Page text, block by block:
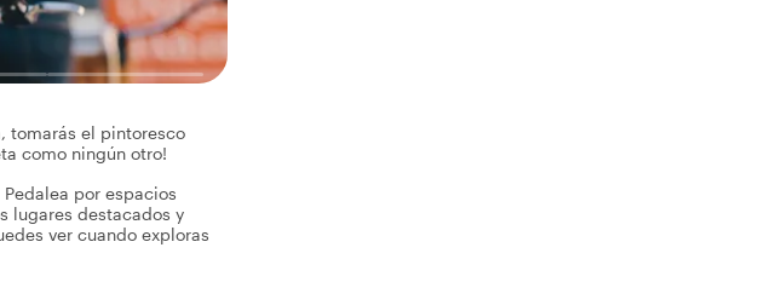
tomarás el pintoresco
como ningún otro!
por espacios
lugares destacados y
ver cuando exploras